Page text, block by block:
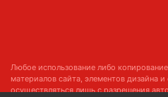
Любое использование либо
материалов сайта, элементов дизайна
осуществляться лишь с разрешения